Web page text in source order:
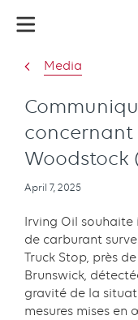
Media
concernant
Woodstock
Publication
April 7, 2025
Irving Oil souhaite
de carburant
Truck Stop, près
Brunswick,
gravité de la
mesures mises